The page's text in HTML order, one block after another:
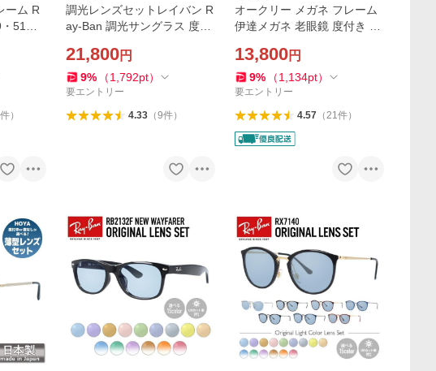
ーム R
51サ
海外正
件）
調光レンズセットレイバン R
ay-Ban 調光サングラス 度付
ズ ボストン型 海外正規品 プ
レゼント ギフト
21,800円
9% （1,792pt）
要エントリー
4.33（9件）
オークリー メガネ フレーム
伊達メガネ 老眼鏡 度付き ブ
クロスリンク ゼロ OX8080-
0758 58 眼鏡 めがね OX808
0-07 海外正規品
13,800円
9% （1,134pt）
要エントリー
4.57（21件）